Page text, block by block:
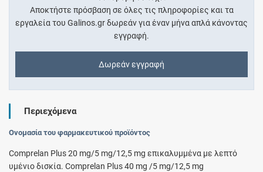
Αποκτήστε πρόσβαση σε όλες τις πληροφορίες και τα
εργαλεία του Galinos.gr δωρεάν για έναν μήνα απλά κάνοντας
εγγραφή.
Δωρεάν εγγραφή
Περιεχόμενα
Ονομασία του φαρμακευτικού προϊόντος
Comprelan Plus 20 mg/5 mg/12,5 mg επικαλυµµένα µε λεπτό
υµένιο δισκία. Comprelan Plus 40 mg /5 mg/12,5 mg